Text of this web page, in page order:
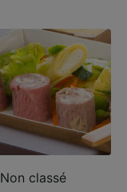
Non classé